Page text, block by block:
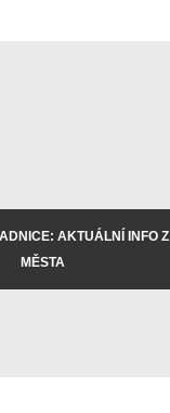
AKTUÁLNÍ INFO Z
MĚSTA